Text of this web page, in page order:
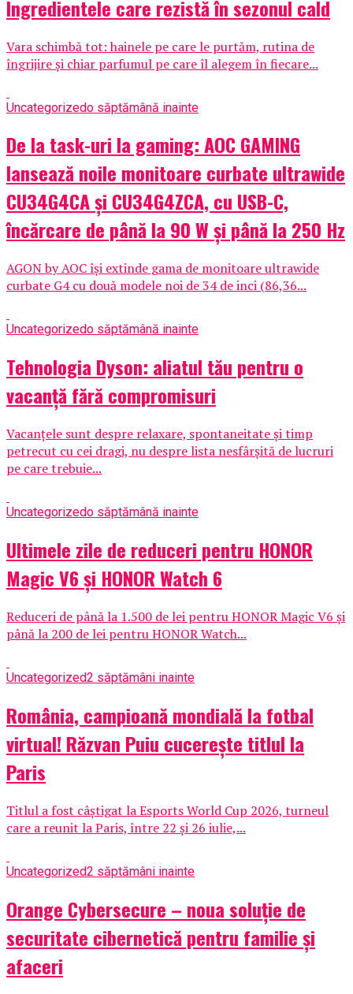
Ingredientele care rezistă în sezonul cald
Vara schimbă tot: hainele pe care le purtăm, rutina de
îngrijire și chiar parfumul pe care îl alegem în fiecare...
Uncategorizedo săptămână inainte
De la task-uri la gaming: AOC GAMING
lansează noile monitoare curbate ultrawide
CU34G4CA și CU34G4ZCA, cu USB-C,
încărcare de până la 90 W și până la 250 Hz
AGON by AOC își extinde gama de monitoare ultrawide
curbate G4 cu două modele noi de 34 de inci (86,36...
Uncategorizedo săptămână inainte
Tehnologia Dyson: aliatul tău pentru o
vacanță fără compromisuri
Vacanțele sunt despre relaxare, spontaneitate și timp
petrecut cu cei dragi, nu despre lista nesfârșită de lucruri
pe care trebuie...
Uncategorizedo săptămână inainte
Ultimele zile de reduceri pentru HONOR
Magic V6 și HONOR Watch 6
Reduceri de până la 1.500 de lei pentru HONOR Magic V6 și
până la 200 de lei pentru HONOR Watch...
Uncategorized2 săptămâni inainte
România, campioană mondială la fotbal
virtual! Răzvan Puiu cucerește titlul la
Paris
Titlul a fost câștigat la Esports World Cup 2026, turneul
care a reunit la Paris, între 22 și 26 iulie,...
Uncategorized2 săptămâni inainte
Orange Cybersecure – noua soluție de
securitate cibernetică pentru familie și
afaceri